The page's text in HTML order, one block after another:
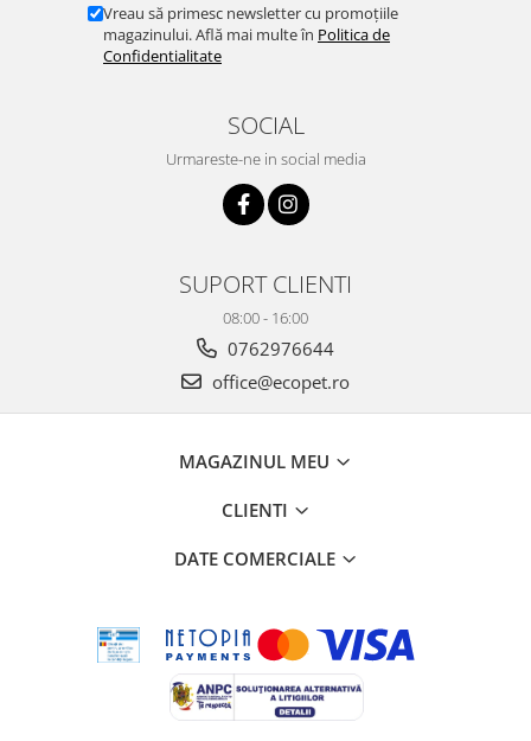
Vreau să primesc newsletter cu promoțiile
magazinului. Află mai multe în Politica de
Confidentialitate
SOCIAL
Urmareste-ne in social media
SUPORT CLIENTI
08:00 - 16:00
0762976644
office@ecopet.ro
MAGAZINUL MEU
CLIENTI
DATE COMERCIALE